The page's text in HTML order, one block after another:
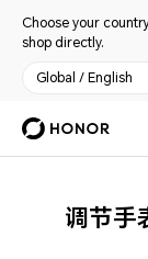
Choose your
shop directly.
Global / English
调节手